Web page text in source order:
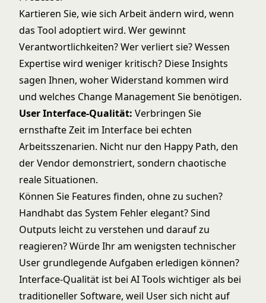
Kartieren Sie, wie sich Arbeit ändern wird, wenn
das Tool adoptiert wird. Wer gewinnt
Verantwortlichkeiten? Wer verliert sie? Wessen
Expertise wird weniger kritisch? Diese Insights
sagen Ihnen, woher Widerstand kommen wird
und welches Change Management Sie benötigen.
User Interface-Qualität: Verbringen Sie
ernsthafte Zeit im Interface bei echten
Arbeitsszenarien. Nicht nur den Happy Path, den
der Vendor demonstriert, sondern chaotische
reale Situationen.
Können Sie Features finden, ohne zu suchen?
Handhabt das System Fehler elegant? Sind
Outputs leicht zu verstehen und darauf zu
reagieren? Würde Ihr am wenigsten technischer
User grundlegende Aufgaben erledigen können?
Interface-Qualität ist bei AI Tools wichtiger als bei
traditioneller Software, weil User sich nicht auf